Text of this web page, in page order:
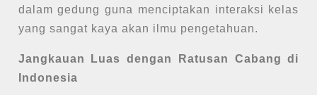
dalam gedung guna menciptakan interaksi kelas
yang sangat kaya akan ilmu pengetahuan.
Jangkauan Luas dengan Ratusan Cabang di
Indonesia